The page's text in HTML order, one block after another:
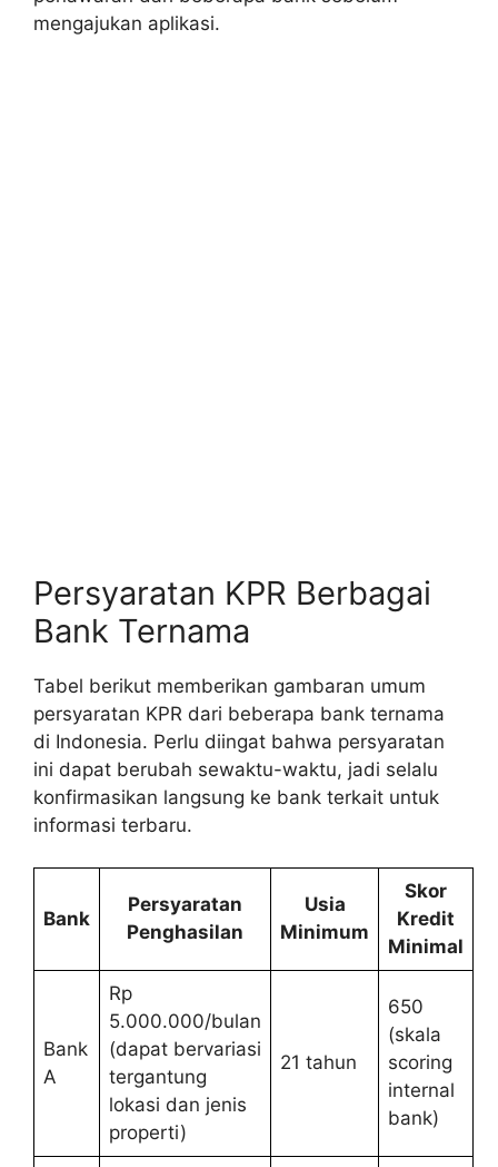
mengajukan aplikasi.
Persyaratan KPR Berbagai
Bank Ternama
Tabel berikut memberikan gambaran umum
persyaratan KPR dari beberapa bank ternama
di Indonesia. Perlu diingat bahwa persyaratan
ini dapat berubah sewaktu-waktu, jadi selalu
konfirmasikan langsung ke bank terkait untuk
informasi terbaru.
Bank
Persyaratan
Penghasilan
Usia
Minimum
Skor
Kredit
Minimal
Bank
A
Rp
5.000.000/bulan
(dapat bervariasi
tergantung
lokasi dan jenis
properti)
21 tahun
650
(skala
scoring
internal
bank)